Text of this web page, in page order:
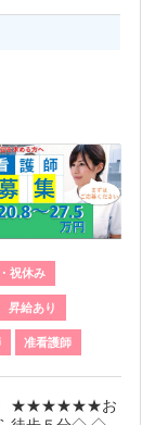
祝休み
昇給あり
准看護師
！ ★★★★★★お